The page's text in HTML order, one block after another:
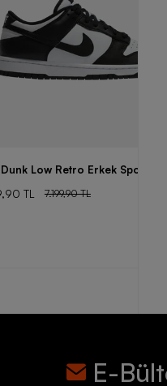
Low Retro Erkek Spor
TL
7.199,90 TL
E-